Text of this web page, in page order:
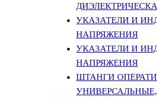
УКАЗАТЕЛИ И
НАПРЯЖЕНИЯ
УКАЗАТЕЛИ И
НАПРЯЖЕНИЯ
ШТАНГИ